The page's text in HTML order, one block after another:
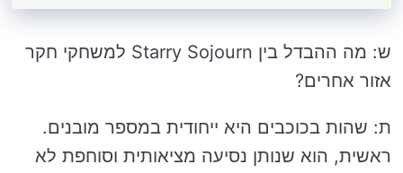
ש: מה ההבדל בין Starry Sojourn למשחקי חקר
אזור אחרים?
ת: שהות בכוכבים היא ייחודית במספר מובנים.
ראשית, הוא שנותן נסיעה מציאותית וסוחפת לא